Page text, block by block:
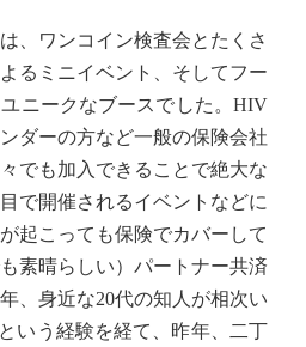
、ワンコイン検査会とたくさ
るミニイベント、そしてフー
ニークなブースでした。HIV
ダーの方など一般の保険会社
でも加入できることで絶大な
で開催されるイベントなどに
起こっても保険でカバーして
素晴らしい）パートナー共済
、身近な20代の知人が相次い
いう経験を経て、昨年、二丁